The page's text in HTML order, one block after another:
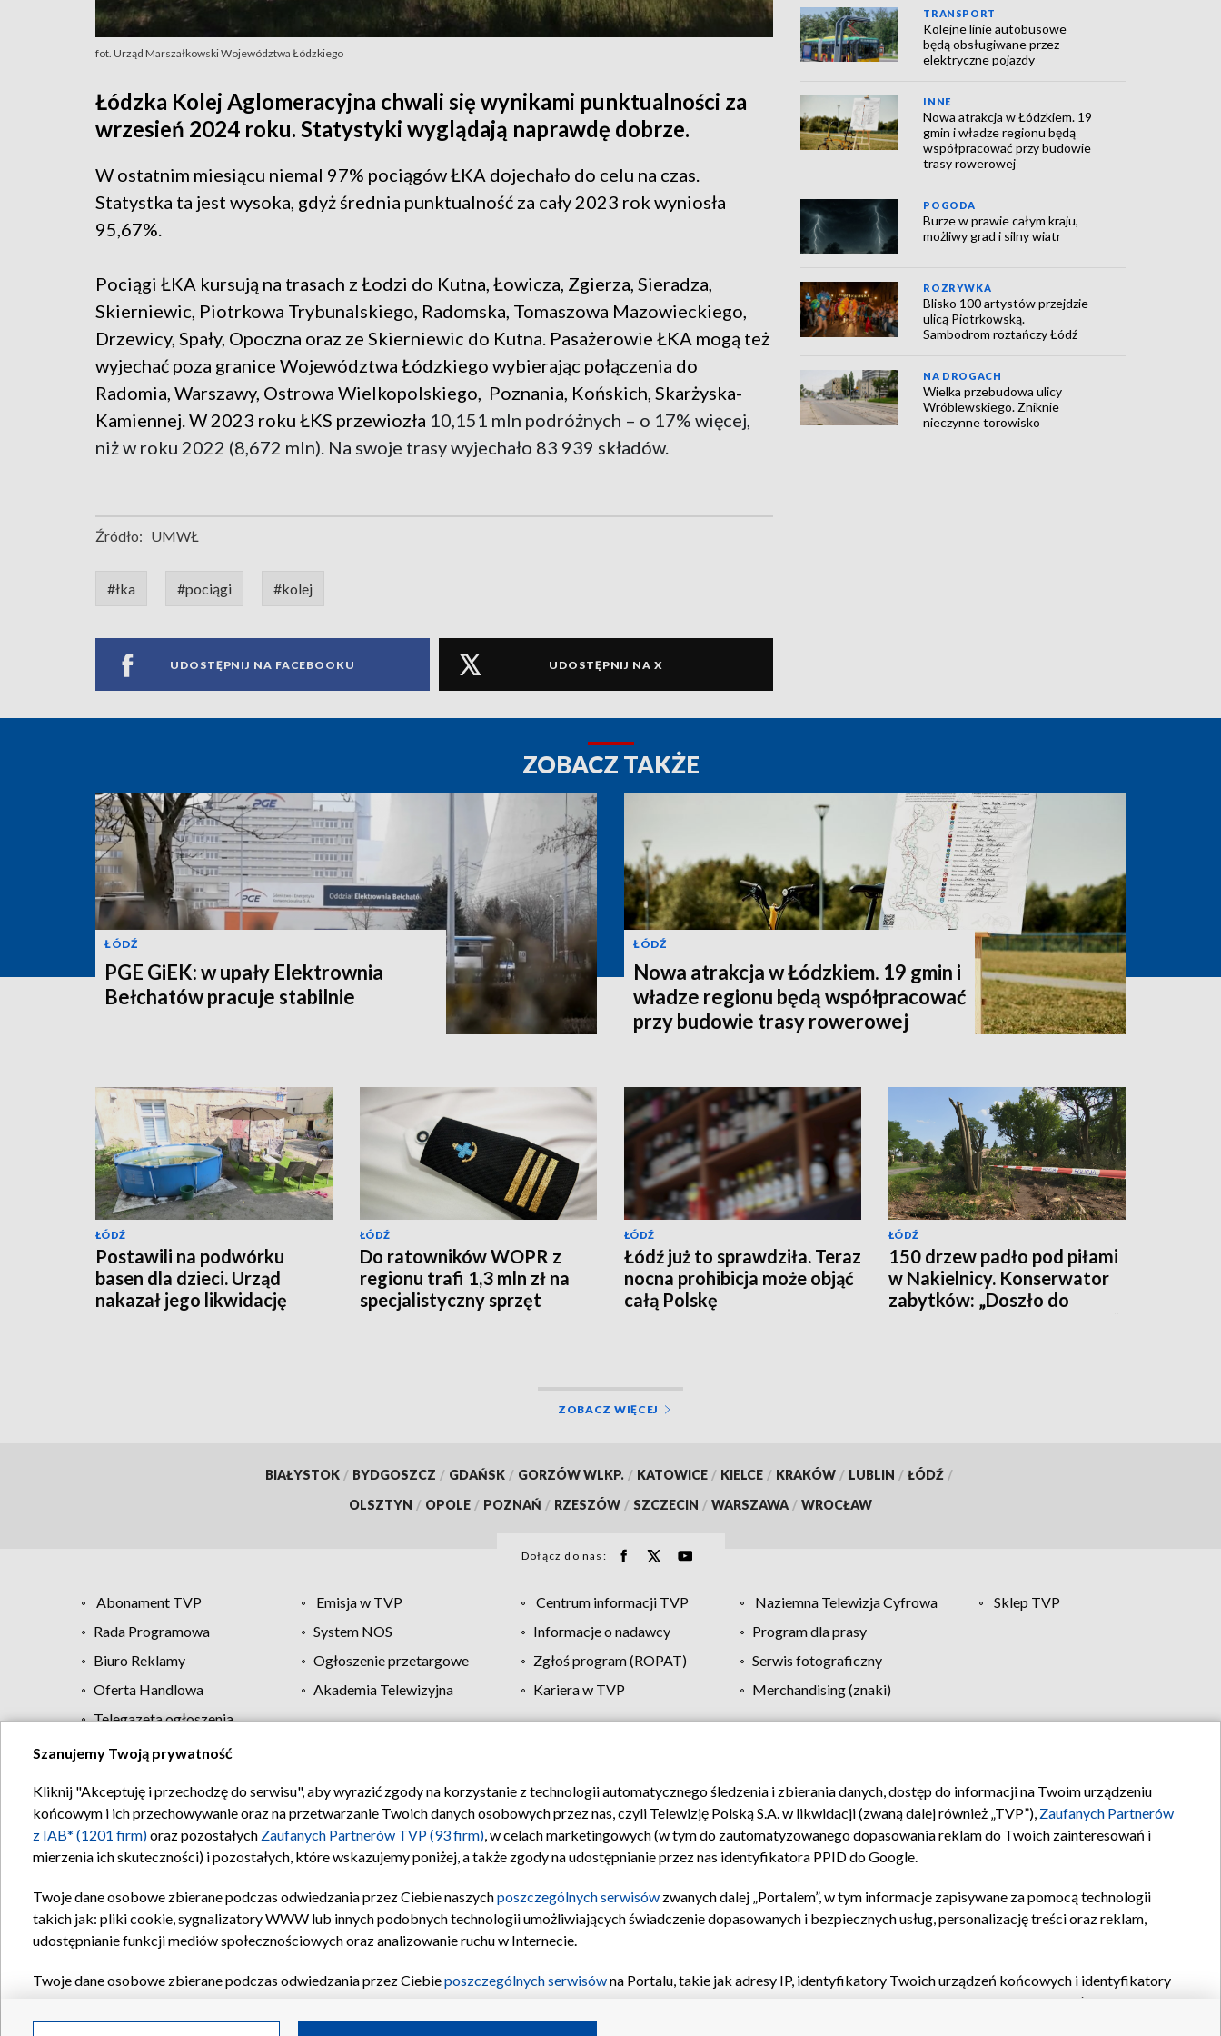
fot. Urząd Marszałkowski Województwa Łódzkiego
Łódzka Kolej Aglomeracyjna chwali się wynikami punktualności za
wrzesień 2024 roku. Statystyki wyglądają naprawdę dobrze.
W ostatnim miesiącu niemal 97% pociągów ŁKA dojechało do celu na czas.
Statystka ta jest wysoka, gdyż średnia punktualność za cały 2023 rok wyniosła
95,67%.
Pociągi ŁKA kursują na trasach z Łodzi do Kutna, Łowicza, Zgierza, Sieradza,
Skierniewic, Piotrkowa Trybunalskiego, Radomska, Tomaszowa Mazowieckiego,
Drzewicy, Spały, Opoczna oraz ze Skierniewic do Kutna. Pasażerowie ŁKA mogą też
wyjechać poza granice Województwa Łódzkiego wybierając połączenia do
Radomia, Warszawy, Ostrowa Wielkopolskiego, Poznania, Końskich, Skarżyska-
Kamiennej. W 2023 roku ŁKS przewiozła 10,151 mln podróżnych – o 17% więcej,
niż w roku 2022 (8,672 mln). Na swoje trasy wyjechało 83 939 składów.
Źródło: UMWŁ
#łka #pociągi #kolej
UDOSTĘPNIJ NA FACEBOOKU UDOSTĘPNIJ NA X
TRANSPORT
Kolejne linie autobusowe
będą obsługiwane przez
elektryczne pojazdy
INNE
Nowa atrakcja w Łódzkiem. 19
gmin i władze regionu będą
współpracować przy budowie
trasy rowerowej
POGODA
Burze w prawie całym kraju,
możliwy grad i silny wiatr
ROZRYWKA
Blisko 100 artystów przejdzie
ulicą Piotrkowską.
Sambodrom roztańczy Łódź
NA DROGACH
Wielka przebudowa ulicy
Wróblewskiego. Zniknie
nieczynne torowisko
ZOBACZ TAKŻE
ŁÓDŹ
PGE GiEK: w upały Elektrownia
Bełchatów pracuje stabilnie
ŁÓDŹ
Nowa atrakcja w Łódzkiem. 19 gmin i
władze regionu będą współpracować
przy budowie trasy rowerowej
ŁÓDŹ
Postawili na podwórku
basen dla dzieci. Urząd
nakazał jego likwidację
ŁÓDŹ
Do ratowników WOPR z
regionu trafi 1,3 mln zł na
specjalistyczny sprzęt
ŁÓDŹ
Łódź już to sprawdziła. Teraz
nocna prohibicja może objąć
całą Polskę
ŁÓDŹ
150 drzew padło pod piłami
w Nakielnicy. Konserwator
zabytków: „Doszło do
ZOBACZ WIĘCEJ
BIAŁYSTOK / BYDGOSZCZ / GDAŃSK / GORZÓW WLKP. / KATOWICE / KIELCE / KRAKÓW / LUBLIN / ŁÓDŹ /
OLSZTYN / OPOLE / POZNAŃ / RZESZÓW / SZCZECIN / WARSZAWA / WROCŁAW
Dołącz do nas:
Abonament TVP Emisja w TVP Centrum informacji TVP Naziemna Telewizja Cyfrowa
Sklep TVP
Rada Programowa
System NOS Informacje o nadawcy
Program dla prasy
Biuro Reklamy
Ogłoszenie przetargowe Zgłoś program (ROPAT)
Serwis fotograficzny
Oferta Handlowa
Akademia Telewizyjna Kariera w TVP
Merchandising (znaki)
Telegazeta ogłoszenia
Regulamin TVP Polityka prywatności Moje zgody Pomoc Biuro reklamy Kontakt
Szanujemy Twoją prywatność
Kliknij "Akceptuję i przechodzę do serwisu", aby wyrazić zgody na korzystanie z technologii automatycznego śledzenia i zbierania danych, dostęp do informacji na Twoim urządzeniu
końcowym i ich przechowywanie oraz na przetwarzanie Twoich danych osobowych przez nas, czyli Telewizję Polską S.A. w likwidacji (zwaną dalej również „TVP”), Zaufanych Partnerów
z IAB* (1201 firm)oraz pozostałych Zaufanych Partnerów TVP (93 firm), w celach marketingowych (w tym do zautomatyzowanego dopasowania reklam do Twoich zainteresowań i
mierzenia ich skuteczności) i pozostałych, które wskazujemy poniżej, a także zgody na udostępnianie przez nas identyfikatora PPID do Google.
Twoje dane osobowe zbierane podczas odwiedzania przez Ciebie naszychposzczególnych serwisów zwanych dalej „Portalem”, w tym informacje zapisywane za pomocą technologii
takich jak: pliki cookie, sygnalizatory WWW lub innych podobnych technologii umożliwiających świadczenie dopasowanych i bezpiecznych usług, personalizację treści oraz reklam,
udostępnianie funkcji mediów społecznościowych oraz analizowanie ruchu w Internecie.
Twoje dane osobowe zbierane podczas odwiedzania przez Ciebieposzczególnych serwisówna Portalu, takie jak adresy IP, identyfikatory Twoich urządzeń końcowych i identyfikatory
oraz pozostałych
Partnerów TVPdla realizacji następujących celów i funkcji: przechowywania informacji na urządzeniu lub dostęp do nich, wyboru podstawowych reklam, wyboru spersonalizowanych